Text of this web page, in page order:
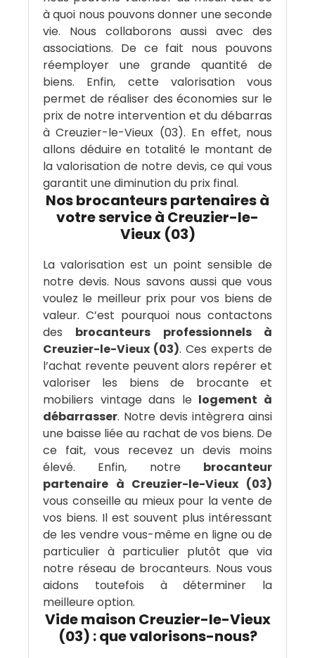
à quoi nous pouvons donner une seconde
vie. Nous collaborons aussi avec des
associations. De ce fait nous pouvons
réemployer une grande quantité de
biens. Enfin, cette valorisation vous
permet de réaliser des économies sur le
prix de notre intervention et du débarras
à Creuzier-le-Vieux (03). En effet, nous
allons déduire en totalité le montant de
la valorisation de notre devis, ce qui vous
garantit une diminution du prix final.
Nos brocanteurs partenaires à
votre service à Creuzier-le-
Vieux (03)
La valorisation est un point sensible de
notre devis. Nous savons aussi que vous
voulez le meilleur prix pour vos biens de
valeur. C’est pourquoi nous contactons
des brocanteurs professionnels à
Creuzier-le-Vieux (03). Ces experts de
l’achat revente peuvent alors repérer et
valoriser les biens de brocante et
mobiliers vintage dans le logement à
débarrasser. Notre devis intègrera ainsi
une baisse liée au rachat de vos biens. De
ce fait, vous recevez un devis moins
élevé. Enfin, notre brocanteur
partenaire à Creuzier-le-Vieux (03)
vous conseille au mieux pour la vente de
vos biens. Il est souvent plus intéressant
de les vendre vous-même en ligne ou de
particulier à particulier plutôt que via
notre réseau de brocanteurs. Nous vous
aidons toutefois à déterminer la
meilleure option.
Vide maison Creuzier-le-Vieux
(03) : que valorisons-nous?